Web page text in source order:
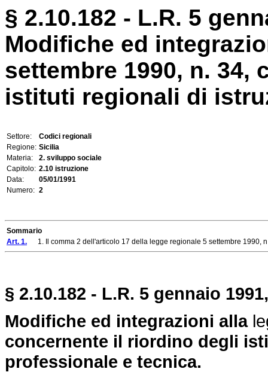
§ 2.10.182 - L.R. 5
Modifiche ed
settembre 1990, n.
istituti regionali di
Settore:
Codici regionali
Regione: Sicilia
Materia:
2. sviluppo sociale
Capitolo: 2.10 istruzione
Data:
05/01/1991
Numero: 2
Sommario
Art. 1. 1. Il comma 2 dell'articolo 17 della legge regionale 5 settembre 1990,
§ 2.10.182 - L.R. 5 gennaio
Modifiche ed integrazioni alla
concernente il riordino degli
professionale e tecnica.